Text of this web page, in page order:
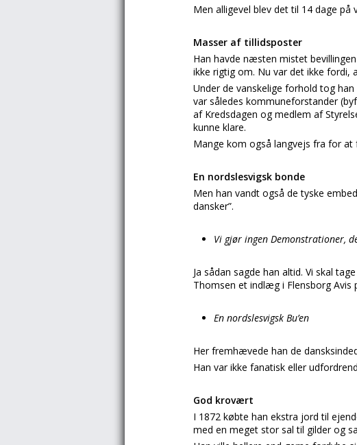
Men alligevel blev det til 14 dage
Masser af tillidsposter
Han havde næsten mistet
ikke rigtig om. Nu var det ikke
Under de vanskelige forhold tog
var således kommuneforstander
af Kredsdagen og medlem af
kunne klare.
Mange kom også langvejs fra for
En nordslesvigsk bonde
Men han vandt også de tyske
dansker”.
Vi gjør ingen Demonstrationer,
Ja sådan sagde han altid. Vi skal
Thomsen et indlæg i Flensborg Avis
En nordslesvigsk Bu’en
Her fremhævede han de
Han var ikke fanatisk eller
God krovært
I 1872 købte han ekstra jord til
med en meget stor sal til gilder og